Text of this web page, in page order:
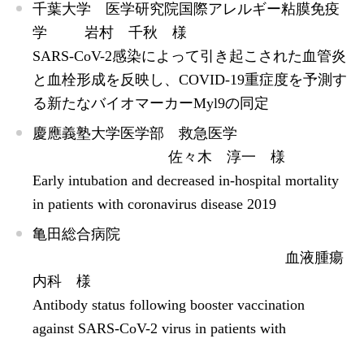
千葉大学 医学研究院国際アレルギー粘膜免疫
学 岩村 千秋 様
SARS-CoV-2感染によって引き起こされた血管炎
と血栓形成を反映し、COVID-19重症度を予測す
る新たなバイオマーカーMyl9の同定
慶應義塾大学医学部 救急医学
佐々木 淳一 様
Early intubation and decreased in‑hospital mortality
in patients with coronavirus disease 2019
亀田総合病院
血液腫瘍
内科 様
Antibody status following booster vaccination
against SARS-CoV-2 virus in patients with